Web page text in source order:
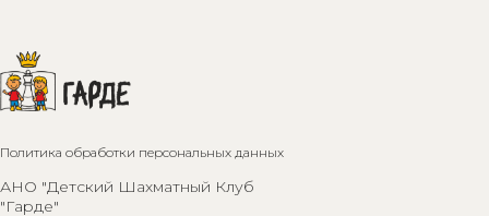
Политика обработки персональных данных
АНО "Детский Шахматный Клуб
"Гарде"